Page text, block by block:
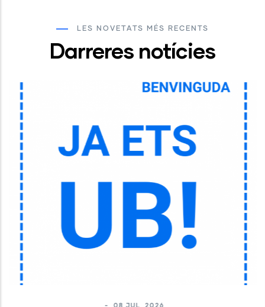
LES NOVETATS MÉS RECENTS
Darreres notícies
- 08 JUL, 2026